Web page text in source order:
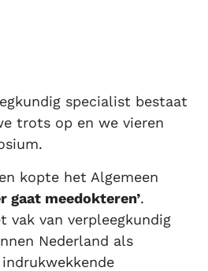
specialist bestaat
trots op en we vieren
kopte het Algemeen
gaat meedokteren’.
vak van verpleegkundig
Nederland als